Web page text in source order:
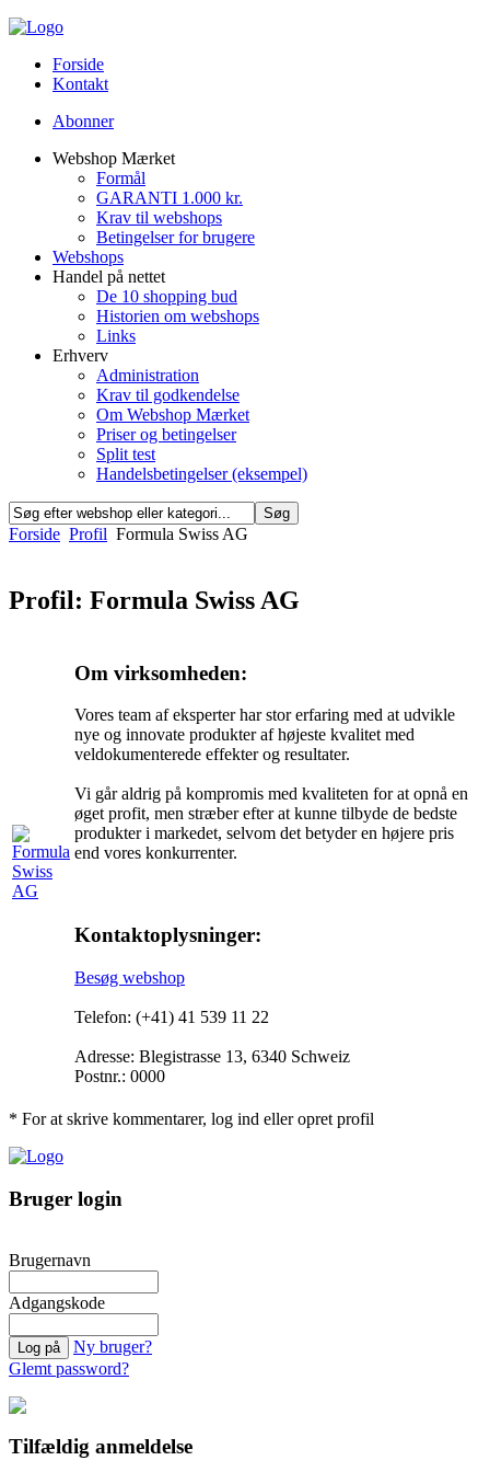
Forside
Kontakt
Abonner
Webshop Mærket
Formål
GARANTI 1.000 kr.
Krav til webshops
Betingelser for brugere
Webshops
Handel på nettet
De 10 shopping bud
Historien om webshops
Links
Erhverv
Administration
Krav til godkendelse
Om Webshop Mærket
Priser og betingelser
Split test
Handelsbetingelser (eksempel)
Forside Profil Formula Swiss AG
Profil: Formula Swiss AG
Om virksomheden:
Vores team af eksperter har stor erfaring med at udvikle
nye og innovate produkter af højeste kvalitet med
veldokumenterede effekter og resultater.
Vi går aldrig på kompromis med kvaliteten for at opnå en
øget profit, men stræber efter at kunne tilbyde de bedste
produkter i markedet, selvom det betyder en højere pris
end vores konkurrenter.
Kontaktoplysninger:
Besøg webshop
Telefon: (+41) 41 539 11 22
Adresse: Blegistrasse 13, 6340 Schweiz
Postnr.: 0000
* For at skrive kommentarer, log ind eller opret profil
Bruger login
Brugernavn
Adgangskode
Ny bruger?
Glemt password?
Tilfældig anmeldelse